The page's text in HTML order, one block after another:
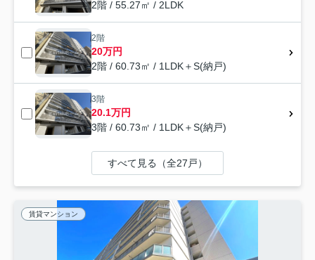
2階 / 55.27㎡ / 2LDK
2階
20万円
2階 / 60.73㎡ / 1LDK＋S(納戸)
3階
20.1万円
3階 / 60.73㎡ / 1LDK＋S(納戸)
すべて見る（全27戸）
賃貸マンション